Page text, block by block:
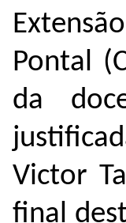
Pontal
da
Victor
final